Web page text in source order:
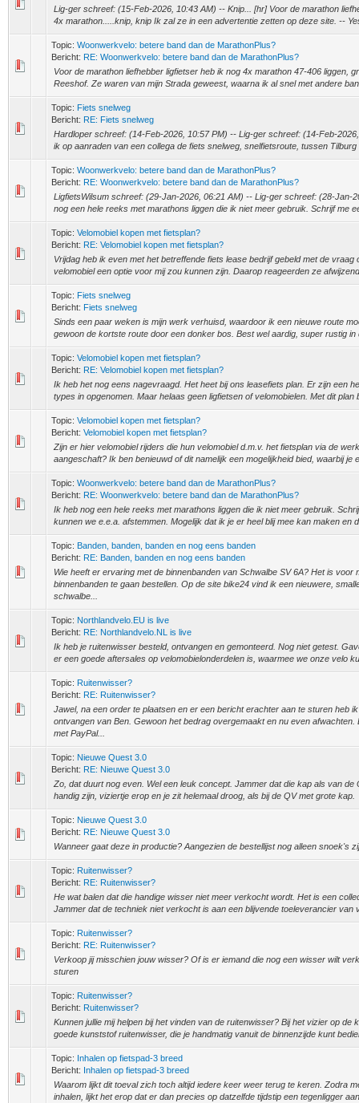
Lig-ger schreef: (15-Feb-2026, 10:43 AM) -- Knip... [hr] Voor de marathon
4x marathon.....knip, knip Ik zal ze in een advertentie zetten op deze site. --
Topic: Woonwerkvelo: betere band dan de MarathonPlus?
Bericht: RE: Woonwerkvelo: betere band dan de MarathonPlus?
Voor de marathon liefhebber ligfietser heb ik nog 4x marathon 47-406 liggen,
Reeshof. Ze waren van mijn Strada geweest, waarna ik al snel met andere
Topic: Fiets snelweg
Bericht: RE: Fiets snelweg
Hardloper schreef: (14-Feb-2026, 10:57 PM) -- Lig-ger schreef: (14-Feb-
ik op aanraden van een collega de fiets snelweg, snelfietsroute, tussen Tilburg
Topic: Woonwerkvelo: betere band dan de MarathonPlus?
Bericht: RE: Woonwerkvelo: betere band dan de MarathonPlus?
LigfietsWilsum schreef: (29-Jan-2026, 06:21 AM) -- Lig-ger schreef: (28-Jan-
nog een hele reeks met marathons liggen die ik niet meer gebruik. Schrijf me
Topic: Velomobiel kopen met fietsplan?
Bericht: RE: Velomobiel kopen met fietsplan?
Vrijdag heb ik even met het betreffende fiets lease bedrijf gebeld met de vraag
velomobiel een optie voor mij zou kunnen zijn. Daarop reageerden ze
Topic: Fiets snelweg
Bericht: Fiets snelweg
Sinds een paar weken is mijn werk verhuisd, waardoor ik een nieuwe route
gewoon de kortste route door een donker bos. Best wel aardig, super rustig in
Topic: Velomobiel kopen met fietsplan?
Bericht: RE: Velomobiel kopen met fietsplan?
Ik heb het nog eens nagevraagd. Het heet bij ons leasefiets plan. Er zijn een
types in opgenomen. Maar helaas geen ligfietsen of velomobielen. Met dit plan
Topic: Velomobiel kopen met fietsplan?
Bericht: Velomobiel kopen met fietsplan?
Zijn er hier velomobiel rijders die hun velomobiel d.m.v. het fietsplan via de
aangeschaft? Ik ben benieuwd of dit namelijk een mogelijkheid bied, waarbij je
Topic: Woonwerkvelo: betere band dan de MarathonPlus?
Bericht: RE: Woonwerkvelo: betere band dan de MarathonPlus?
Ik heb nog een hele reeks met marathons liggen die ik niet meer gebruik.
kunnen we e.e.a. afstemmen. Mogelijk dat ik je er heel blij mee kan maken en
Topic: Banden, banden, banden en nog eens banden
Bericht: RE: Banden, banden en nog eens banden
Wie heeft er ervaring met de binnenbanden van Schwalbe SV 6A? Het is voor
binnenbanden te gaan bestellen. Op de site bike24 vind ik een nieuwere,
schwalbe...
Topic: Northlandvelo.EU is live
Bericht: RE: Northlandvelo.NL is live
Ik heb je ruitenwisser besteld, ontvangen en gemonteerd. Nog niet getest.
er een goede aftersales op velomobielonderdelen is, waarmee we onze velo
Topic: Ruitenwisser?
Bericht: RE: Ruitenwisser?
Jawel, na een order te plaatsen en er een bericht erachter aan te sturen heb
ontvangen van Ben. Gewoon het bedrag overgemaakt en nu even afwachten.
met PayPal...
Topic: Nieuwe Quest 3.0
Bericht: RE: Nieuwe Quest 3.0
Zo, dat duurt nog even. Wel een leuk concept. Jammer dat die kap als van de
handig zijn, viziertje erop en je zit helemaal droog, als bij de QV met grote kap.
Topic: Nieuwe Quest 3.0
Bericht: RE: Nieuwe Quest 3.0
Wanneer gaat deze in productie? Aangezien de bestellijst nog alleen snoek's
Topic: Ruitenwisser?
Bericht: RE: Ruitenwisser?
He wat balen dat die handige wisser niet meer verkocht wordt. Het is een
Jammer dat de techniek niet verkocht is aan een blijvende toeleverancier van
Topic: Ruitenwisser?
Bericht: RE: Ruitenwisser?
Verkoop jij misschien jouw wisser? Of is er iemand die nog een wisser wilt
sturen
Topic: Ruitenwisser?
Bericht: Ruitenwisser?
Kunnen jullie mij helpen bij het vinden van de ruitenwisser? Bij het vizier op de
goede kunststof ruitenwisser, die je handmatig vanuit de binnenzijde kunt
Topic: Inhalen op fietspad-3 breed
Bericht: Inhalen op fietspad-3 breed
Waarom lijkt dit toeval zich toch altijd iedere keer weer terug te keren. Zodra
inhalen, lijkt het erop dat er dan precies op datzelfde tijdstip een tegenligger